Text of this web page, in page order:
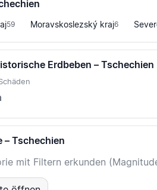
59 Moravskoslezský kraj6
Erdbeben – Tschechien
– Tschechien
mit Filtern erkunden